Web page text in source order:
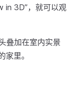
in 3D”，就可以观
叠加在室内实景
里。